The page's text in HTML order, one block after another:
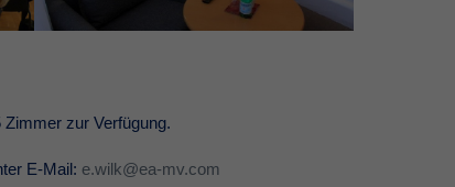
zur Verfügung.
E-Mail: e.wilk@ea-mv.com